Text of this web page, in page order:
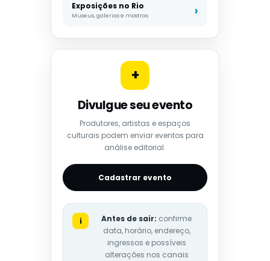
Exposições no Rio
Museus, galerias e mostras
+
Divulgue seu evento
Produtores, artistas e espaços
culturais podem enviar eventos para
análise editorial.
Cadastrar evento
i Antes de sair: confirme
data, horário, endereço,
ingressos e possíveis
alterações nos canais